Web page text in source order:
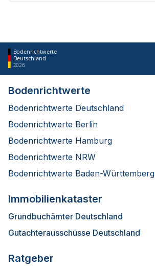
Bodenrichtwerte
Deutschland
2026
Bodenrichtwerte
Bodenrichtwerte Deutschland
Bodenrichtwerte Berlin
Bodenrichtwerte Hamburg
Bodenrichtwerte NRW
Bodenrichtwerte Baden-Württemberg
Immobilienkataster
Grundbuchämter Deutschland
Gutachterausschüsse Deutschland
Ratgeber